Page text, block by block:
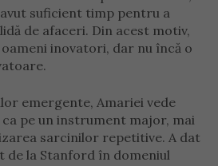
suficient timp pentru a
de afaceri. Din acest motiv,
inovatori, dar nu încă o
emergente, Amariei vede
pe un instrument major, mai
sarcinilor repetitive. A dat
de la Stanford în domeniul